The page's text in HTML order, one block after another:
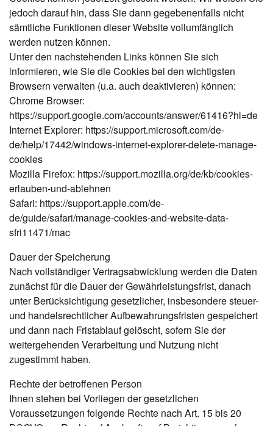
jedoch darauf hin, dass Sie dann gegebenenfalls nicht
sämtliche Funktionen dieser Website vollumfänglich
werden nutzen können.
Unter den nachstehenden Links können Sie sich
informieren, wie Sie die Cookies bei den wichtigsten
Browsern verwalten (u.a. auch deaktivieren) können:
Chrome Browser:
https://support.google.com/accounts/answer/61416?hl=de
Internet Explorer: https://support.microsoft.com/de-
de/help/17442/windows-internet-explorer-delete-manage-
cookies
Mozilla Firefox: https://support.mozilla.org/de/kb/cookies-
erlauben-und-ablehnen
Safari: https://support.apple.com/de-
de/guide/safari/manage-cookies-and-website-data-
sfri11471/mac
Dauer der Speicherung
Nach vollständiger Vertragsabwicklung werden die Daten
zunächst für die Dauer der Gewährleistungsfrist, danach
unter Berücksichtigung gesetzlicher, insbesondere steuer-
und handelsrechtlicher Aufbewahrungsfristen gespeichert
und dann nach Fristablauf gelöscht, sofern Sie der
weitergehenden Verarbeitung und Nutzung nicht
zugestimmt haben.
Rechte der betroffenen Person
Ihnen stehen bei Vorliegen der gesetzlichen
Voraussetzungen folgende Rechte nach Art. 15 bis 20